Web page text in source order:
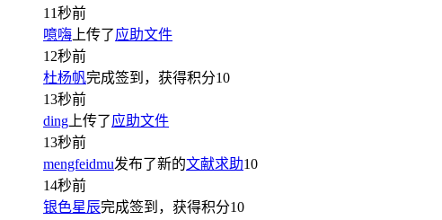
11秒前
噫嗨 上传了应助文件
12秒前
杜杨帆完成签到，获得积分10
13秒前
ding 上传了应助文件
13秒前
mengfeidmu发布了新的文献求助10
14秒前
银色星辰完成签到，获得积分10